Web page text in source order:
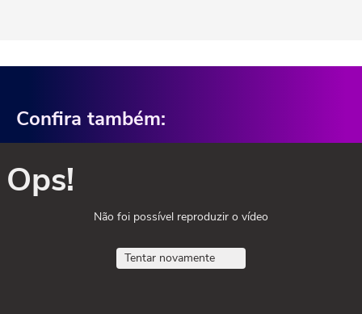
Confira também:
Ops!
Não foi possível reproduzir o vídeo
Tentar novamente